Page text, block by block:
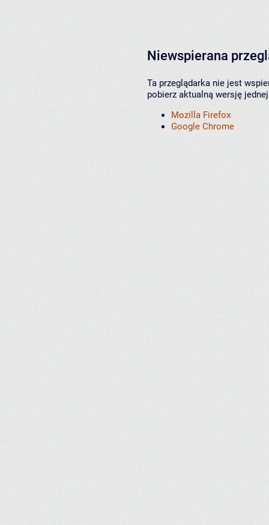
Niewspierana
Ta przeglądarka nie jest
pobierz aktualną wersję
Mozilla Firefox
Google Chrome